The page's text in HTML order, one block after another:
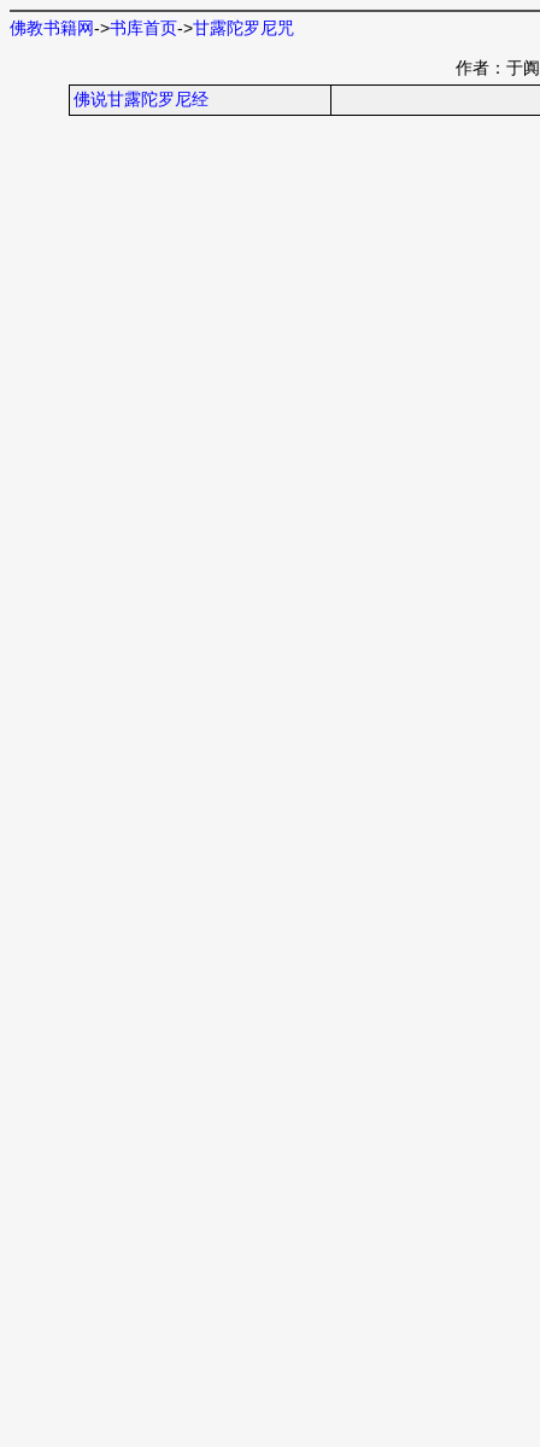
佛教书籍网->书库首页->甘露陀罗尼咒
作者：于
佛说甘露陀罗尼经